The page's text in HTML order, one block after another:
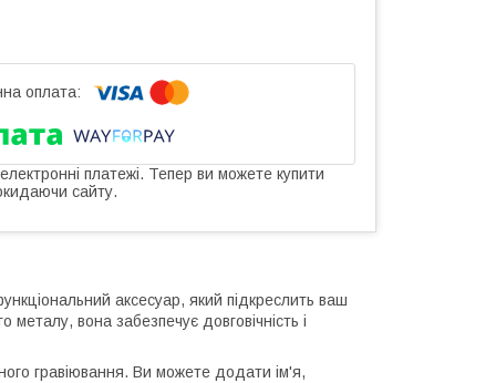
платежі. Тепер ви можете купити
сайту.
аксесуар, який підкреслить ваш
вона забезпечує довговічність і
гравіювання. Ви можете додати ім'я,